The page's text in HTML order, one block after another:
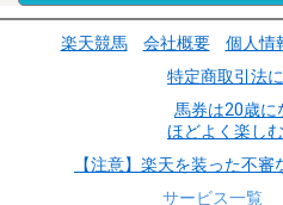
楽天競馬 会社概要 個人情
特定商取引法
馬券は20歳に
ほどよく楽し
【注意】楽天を装った不
サービス一覧